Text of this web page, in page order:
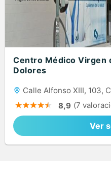
Centro Médico Virgen
Dolores
Calle Alfonso XIII, 103,
8,9 (7
Ver